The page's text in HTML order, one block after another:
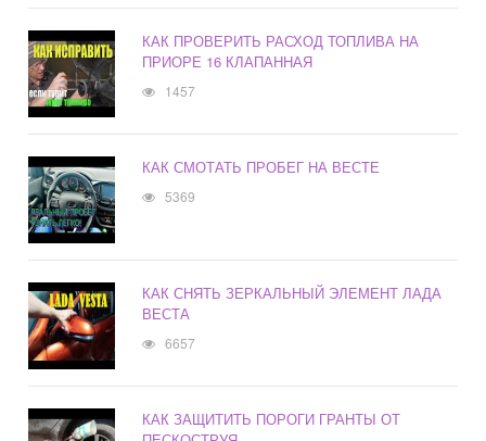
КАК ПРОВЕРИТЬ РАСХОД ТОПЛИВА НА
ПРИОРЕ 16 КЛАПАННАЯ
1457
КАК СМОТАТЬ ПРОБЕГ НА ВЕСТЕ
5369
КАК СНЯТЬ ЗЕРКАЛЬНЫЙ ЭЛЕМЕНТ ЛАДА
ВЕСТА
6657
КАК ЗАЩИТИТЬ ПОРОГИ ГРАНТЫ ОТ